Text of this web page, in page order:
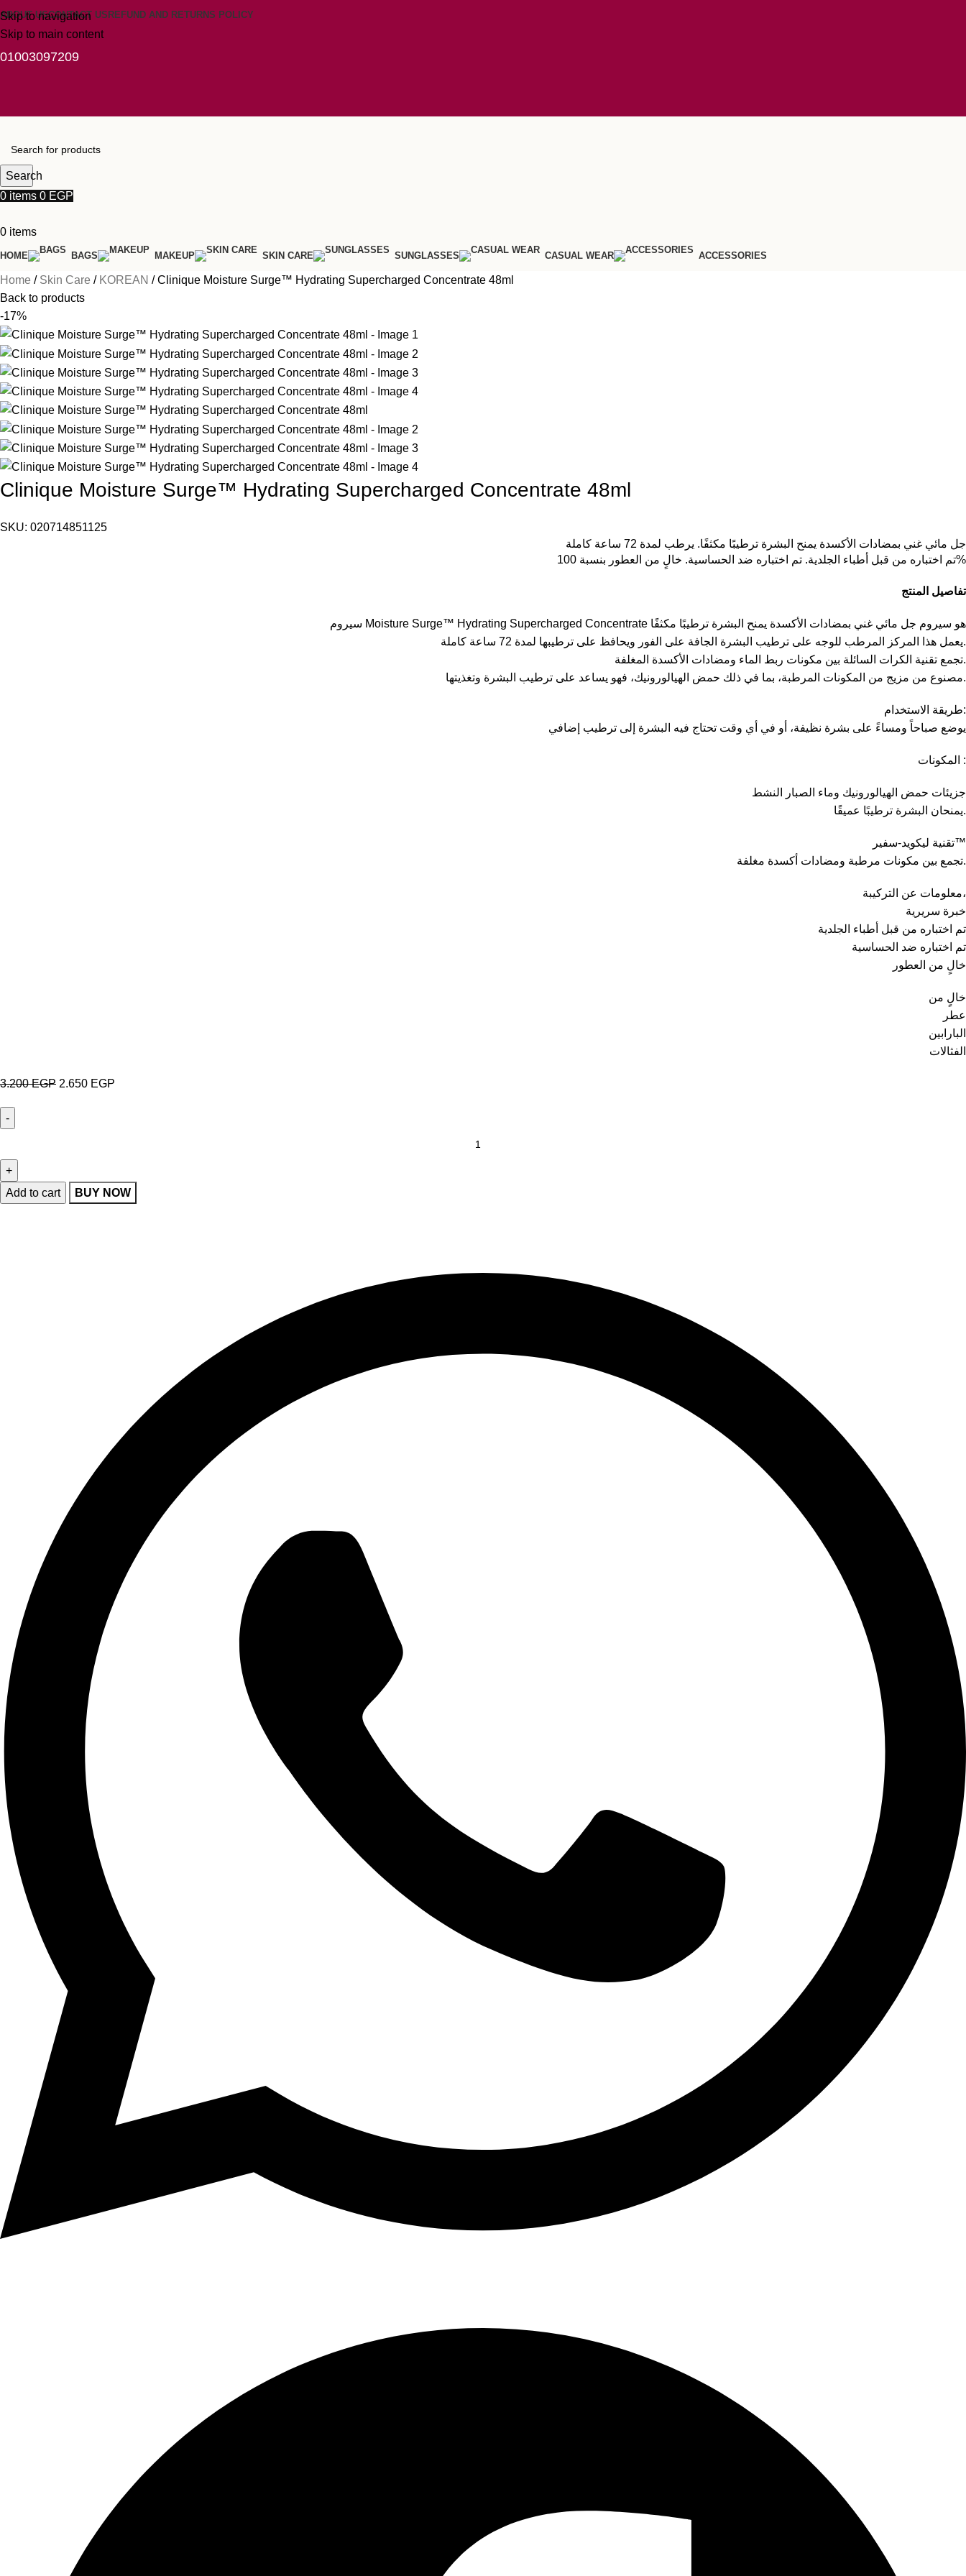
Skip to navigation
Skip to main content
ABOUT USCONTACT US REFUND AND RETURNS POLICY
01003097209
Search
0 items 0 EGP
0 items
HOME BAGS MAKEUP SKIN CARE SUNGLASSES CASUAL WEAR ACCESSORIES
Home Skin Care KOREAN
Clinique Moisture Surge™ Hydrating Supercharged Concentrate 48ml
Back to products
-17%
Clinique Moisture Surge™ Hydrating Supercharged Concentrate 48ml
SKU: 020714851125
جل مائي غني بمضادات الأكسدة يمنح البشرة ترطيبًا مكثفًا. يرطب لمدة 72 ساعة كاملة
تم اختباره من قبل أطباء الجلدية. تم اختباره ضد الحساسية. خالٍ من العطور بنسبة 100%
تفاصيل المنتج
سيروم Moisture Surge™ Hydrating Supercharged Concentrate هو سيروم جل مائي غني بمضادات الأكسدة يمنح البشرة ترطيبًا مكثفًا
يعمل هذا المركز المرطب للوجه على ترطيب البشرة الجافة على الفور ويحافظ على ترطيبها لمدة 72 ساعة كاملة.
تجمع تقنية الكرات السائلة بين مكونات ربط الماء ومضادات الأكسدة المغلفة.
مصنوع من مزيج من المكونات المرطبة، بما في ذلك حمض الهيالورونيك، فهو يساعد على ترطيب البشرة وتغذيتها.
طريقة الاستخدام:
يوضع صباحاً ومساءً على بشرة نظيفة، أو في أي وقت تحتاج فيه البشرة إلى ترطيب إضافي
المكونات :
جزيئات حمض الهيالورونيك وماء الصبار النشط
يمنحان البشرة ترطيبًا عميقًا.
تقنية ليكويد-سفير™
تجمع بين مكونات مرطبة ومضادات أكسدة مغلفة.
معلومات عن التركيبة،
خبرة سريرية
تم اختباره من قبل أطباء الجلدية
تم اختباره ضد الحساسية
خالٍ من العطور
خالٍ من
عطر
البارابين
الفثالات
3.200EGP 2.650 EGP
Add to cart BUY NOW